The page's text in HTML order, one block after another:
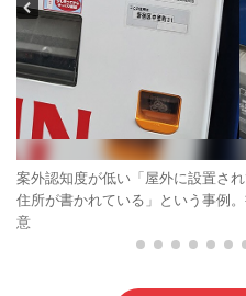
案外認知度が低い「屋外に設置さ
住所が書かれている」という事例
意